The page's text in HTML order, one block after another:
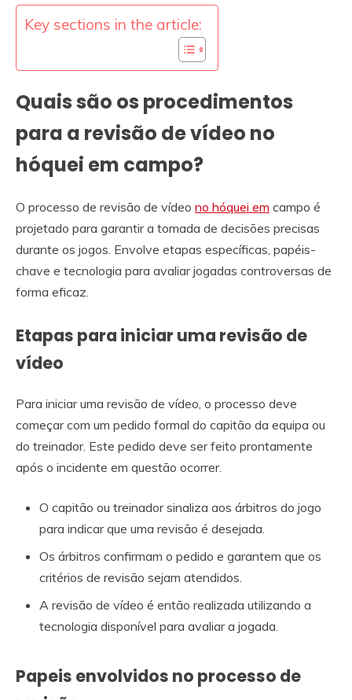
Key sections in the article:
Quais são os procedimentos
para a revisão de vídeo no
hóquei em campo?
O processo de revisão de vídeo no hóquei em campo é
projetado para garantir a tomada de decisões precisas
durante os jogos. Envolve etapas específicas, papéis-
chave e tecnologia para avaliar jogadas controversas de
forma eficaz.
Etapas para iniciar uma revisão de
vídeo
Para iniciar uma revisão de vídeo, o processo deve
começar com um pedido formal do capitão da equipa ou
do treinador. Este pedido deve ser feito prontamente
após o incidente em questão ocorrer.
O capitão ou treinador sinaliza aos árbitros do jogo
para indicar que uma revisão é desejada.
Os árbitros confirmam o pedido e garantem que os
critérios de revisão sejam atendidos.
A revisão de vídeo é então realizada utilizando a
tecnologia disponível para avaliar a jogada.
Papeis envolvidos no processo de